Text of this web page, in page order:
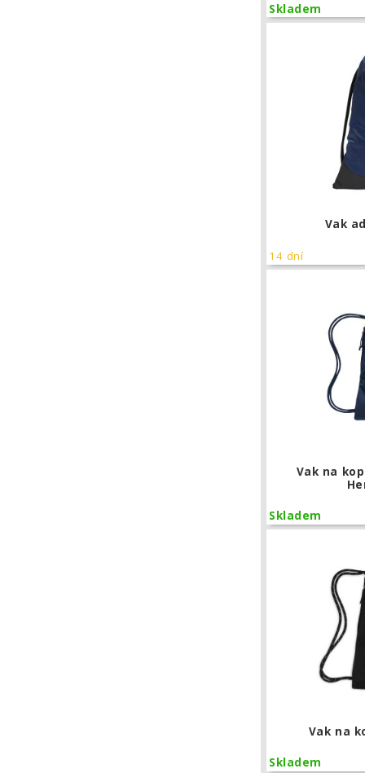
Skladem
Vak
14 dní
Vak na
Skladem
Vak na
Skladem